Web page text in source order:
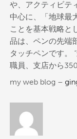
や、アクティビテ
中心に、「地球最
ことを基本戦略と
品は、ペンの先端
タッチペンです。
職員、支店から
my web blog –